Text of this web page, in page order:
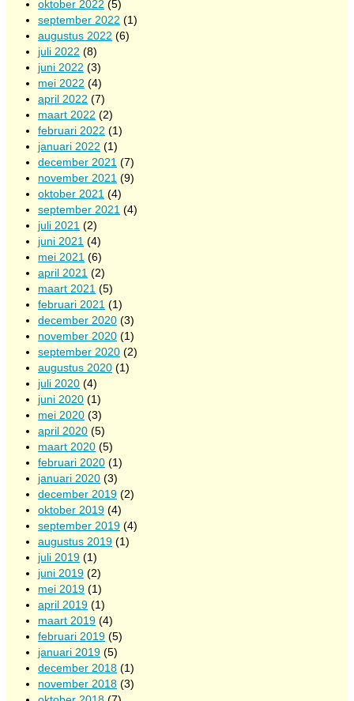
oktober 2022 (5)
september 2022 (1)
augustus 2022 (6)
juli 2022 (8)
juni 2022 (3)
mei 2022 (4)
april 2022 (7)
maart 2022 (2)
februari 2022 (1)
januari 2022 (1)
december 2021 (7)
november 2021 (9)
oktober 2021 (4)
september 2021 (4)
juli 2021 (2)
juni 2021 (4)
mei 2021 (6)
april 2021 (2)
maart 2021 (5)
februari 2021 (1)
december 2020 (3)
november 2020 (1)
september 2020 (2)
augustus 2020 (1)
juli 2020 (4)
juni 2020 (1)
mei 2020 (3)
april 2020 (5)
maart 2020 (5)
februari 2020 (1)
januari 2020 (3)
december 2019 (2)
oktober 2019 (4)
september 2019 (4)
augustus 2019 (1)
juli 2019 (1)
juni 2019 (2)
mei 2019 (1)
april 2019 (1)
maart 2019 (4)
februari 2019 (5)
januari 2019 (5)
december 2018 (1)
november 2018 (3)